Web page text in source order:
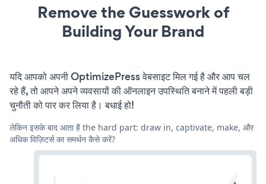
Remove the Guesswork of
Building Your Brand
यदि आपको अपनी OptimizePress वेबसाइट मिल गई है और आप चल
रहे हैं, तो आपने अपने व्यवसायों की ऑनलाइन उपस्थिति बनाने में पहली बड़ी
चुनौती को पार कर लिया है। बधाई हो!
लेकिन इसके बाद आता है the hard part: draw in, captivate, make, और
अधिक विज़िटर्स का समर्थन कैसे करें?